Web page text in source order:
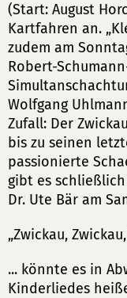
(Start: August
Kartfahren an.
zudem am
Robert-
Wolfgang
Zufall: Der
bis zu seinen
passionierte
gibt es
Dr. Ute Bär am
„Zwickau,
... könnte es in
Kinderliedes